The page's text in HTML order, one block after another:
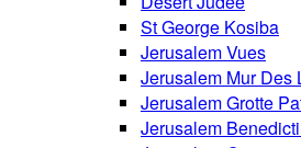
St George Kosiba
Jerusalem Vues
Jerusalem Mur Des
Jerusalem Grotte
Jerusalem